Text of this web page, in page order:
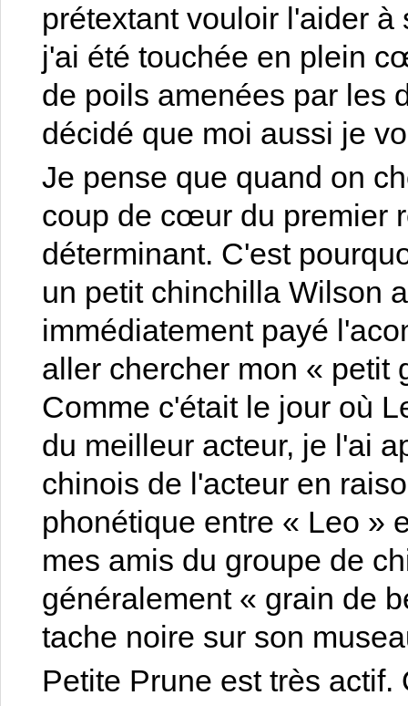
prétextant vouloir l'aider
j'ai été touchée en plein
de poils amenées par les
décidé que moi aussi je
Je pense que quand on
coup de cœur du premier
déterminant. C'est
un petit chinchilla Wilson
immédiatement payé
aller chercher mon « petit
Comme c'était le jour où
du meilleur acteur, je l'ai
chinois de l'acteur en
phonétique entre « Leo »
mes amis du groupe de
généralement « grain de
tache noire sur son
Petite Prune est très